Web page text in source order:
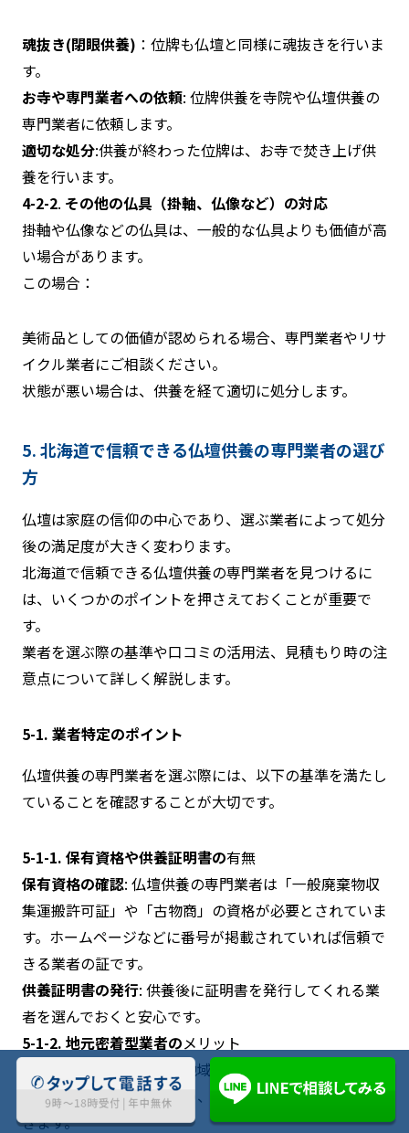
魂抜き(閉眼供養) ：位牌も仏壇と同様に魂抜きを行いま
す。
お寺や専門業者への依頼: 位牌供養を寺院や仏壇供養の
専門業者に依頼します。
適切な処分:供養が終わった位牌は、お寺で焚き上げ供
養を行います。
4-2-2. その他の仏具（掛軸、仏像など）の対応
掛軸や仏像などの仏具は、一般的な仏具よりも価値が高
い場合があります。
この場合：
美術品としての価値が認められる場合、専門業者やリサ
イクル業者にご相談ください。
状態が悪い場合は、供養を経て適切に処分します。
5. 北海道で信頼できる仏壇供養の専門業者の選び
方
仏壇は家庭の信仰の中心であり、選ぶ業者によって処分
後の満足度が大きく変わります。
北海道で信頼できる仏壇供養の専門業者を見つけるに
は、いくつかのポイントを押さえておくことが重要で
す。
業者を選ぶ際の基準や口コミの活用法、見積もり時の注
意点について詳しく解説します。
5-1. 業者特定のポイント
仏壇供養の専門業者を選ぶ際には、以下の基準を満たし
ていることを確認することが大切です。
5-1-1. 保有資格や供養証明書の有無
保有資格の確認: 仏壇供養の専門業者は「一般廃棄物収
集運搬許可証」や「古物商」の資格が必要とされていま
す。ホームページなどに番号が掲載されていれば信頼で
きる業者の証です。
供養証明書の発行: 供養後に証明書を発行してくれる業
者を選んでおくと安心です。
5-1-2. 地元密着型業者のメリット
地元に根差した業者は、地域ごとのニーズに応えたサー
ビスを提供してくれるため、多くの場合安心して利用で
きます。